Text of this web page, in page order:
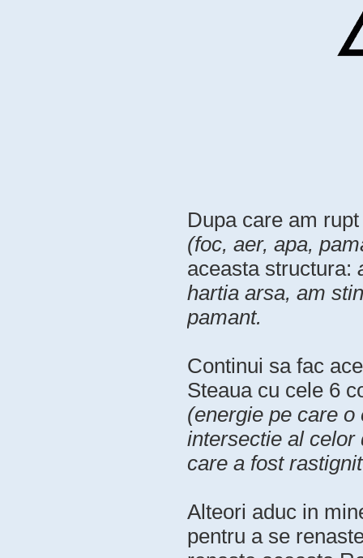
Dupa care am
(foc, aer, apa,
aceasta structura:
hartia arsa, am
pamant.
Continui sa fac
Steaua cu cele 6
(energie pe care
intersectie al celor
care a fost
Alteori aduc in
pentru a se